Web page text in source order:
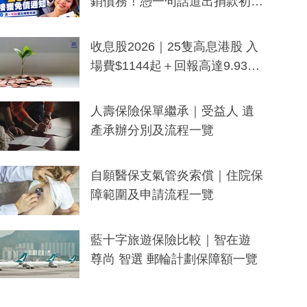
一度被誤當詐騙手段
收息股2026｜25隻高息港股 入
場費$1144起＋回報高達9.93
人壽保險保單繼承｜受益人 遺
產承辦分別及流程一覽
自願醫保支氣管炎索償｜住院保
障範圍及申請流程一覽
藍十字旅遊保險比較｜智在遊
尊尚 智選 郵輪計劃保障額一覽